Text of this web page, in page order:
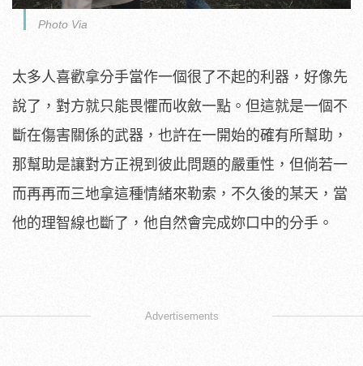
Photo Via
太多人喜歡拿分手當作一個很了不起的利器，好像先
說了，對方就只能畏懼而收斂一點。但這就是一個不
斷在傷害關係的武器，也許在一開始的確有所幫助，
那幫助是讓對方正視到彼此問題的嚴重性，但倘若一
而再再而三地拿這種情緒來勒索，不久後的某天，當
他的理智線也斷了，他自然會完成妳口中的分手。
Advertisements